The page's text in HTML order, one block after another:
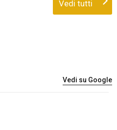
Vedi tutti
Vedi su Google